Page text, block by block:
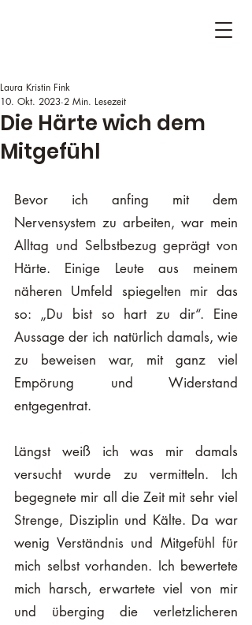
Die Härte wich dem
Mitgefühl
Laura Kristin Fink
10. Okt. 2023 2 Min. Lesezeit
Bevor ich anfing mit dem
Nervensystem zu arbeiten, war mein
Alltag und Selbstbezug geprägt von
Härte. Einige Leute aus meinem
näheren Umfeld spiegelten mir das
so: „Du bist so hart zu dir“. Eine
Aussage der ich natürlich damals, wie
zu beweisen war, mit ganz viel
Empörung und Widerstand
entgegentrat.
Längst weiß ich was mir damals
versucht wurde zu vermitteln. Ich
begegnete mir all die Zeit mit sehr viel
Strenge, Disziplin und Kälte. Da war
wenig Verständnis und Mitgefühl für
mich selbst vorhanden. Ich bewertete
mich harsch, erwartete viel von mir
und überging die verletzlicheren